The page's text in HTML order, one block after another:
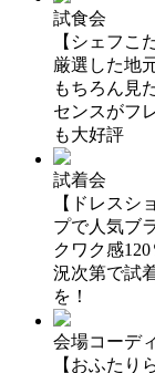
試食会
【シェフこ
厳選した地
もちろん見
センスがフ
も大好評
試着会
【ドレスシ
プで人気ブ
クワク感
況次第で試
を！
会場コーデ
【おふたり